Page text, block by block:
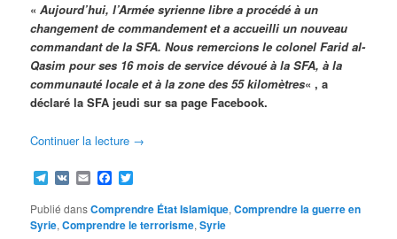
«Aujourd’hui, l’Armée syrienne libre a procédé à un
changement de commandement et a accueilli un nouveau
commandant de la SFA. Nous remercions le colonel Farid al-
Qasim pour ses 16 mois de service dévoué à la SFA, à la
communauté locale et à la zone des 55 kilomètres« , a
déclaré la SFA jeudi sur sa page Facebook.
Continuer la lecture →
Telegram
VK EmailFacebook
Publié dansComprendre État Islamique,Comprendre la guerre en
Syrie,Comprendre le terrorisme,Syrie